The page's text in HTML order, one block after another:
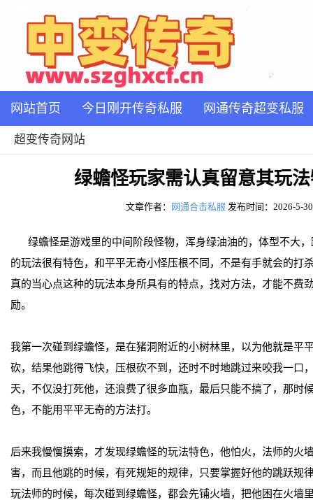
网站首页 今日刚开传奇私服 网通传奇超变私服
超变传奇网站
绿蟾怪玩家需认真留意其玩
文章作者： 网通合击私服 发布时间：2026-5-
绿蟾怪是游戏里的中间阶段怪物，浑身绿油油的，体型不大
的玩法很有特色，和平平无奇小怪压根不同，不是有手就会的打
真的当心点这种的玩法本身所具有的特点，找对方法，才能不费
励。
我第一次碰到绿蟾怪，是在猪洞附近的小树林里，以为他就是平
砍，结果他跳得飞快，压根砍不到，还时不时地跳过来咬我一口
天，不仅没打死他，还浪费了很多血瓶，最后只能不搞了，那时
色，不能用平平无奇的方法打。
后来我慢慢摸索，才发现绿蟾怪的玩法特色，他怕火，法师的火
害，而且他跳的时候，有死规矩的规律，只要掌握好他的跳跃规
玩法师的时候，每次碰到绿蟾怪，都会先铺火墙，把他困在火墙